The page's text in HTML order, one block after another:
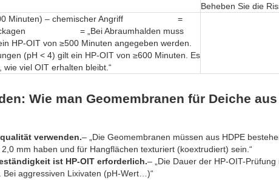
Beheben Sie die
Minuten) – chemischer Angriff =
Leckagen = „Bei Abraumhalden muss
HP-OIT von ≥500 Minuten angegeben werden.
(pH < 4) gilt ein HP-OIT von ≥600 Minuten. Es
viel OIT erhalten bleibt.“
Wie man Geomembranen für Deiche
verwenden.– „Die Geomembranen müssen aus HDPE
mm haben und für Hangflächen texturiert (koextrudiert) sein.“
ist HP-OIT erforderlich.– „Die Dauer der HP-OIT-
aggressiven Lixivaten (pH-Wert…)“